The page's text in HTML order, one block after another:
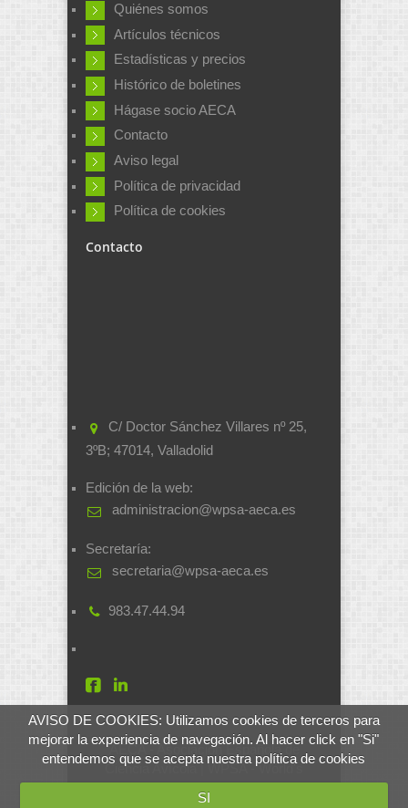
AVISO DE COOKIES: Utilizamos cookies de terceros para
mejorar la experiencia de navegación. Al hacer click en "Si"
entendemos que se acepta nuestra política de cookies
SI
Quiénes somos
Artículos técnicos
Estadísticas y precios
Histórico de boletines
Hágase socio AECA
Contacto
Aviso legal
Política de privacidad
Política de cookies
Contacto
C/ Doctor Sánchez Villares nº 25,
3ºB; 47014, Valladolid
Edición de la web:
administracion@wpsa-aeca.es
Secretaría:
secretaria@wpsa-aeca.es
983.47.44.94
AECA - Asociación Española de
Ciencia Avícola | WPSA - World's